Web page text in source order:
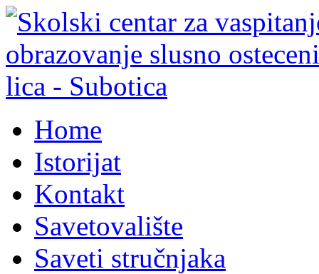
Home
Istorijat
Kontakt
Savetovalište
Saveti stručnjaka